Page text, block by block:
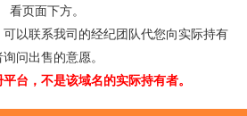
看页面下方。
以联系我司的经纪团队代您向实际持有
问出售的意愿。
台，不是该域名的实际持有者。